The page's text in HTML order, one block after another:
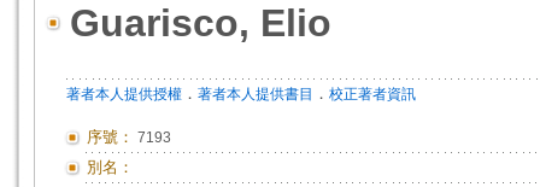
Guarisco, Elio
著者本人提供授權 ． 著者本人提供書目 ． 校正著者資訊
序號： 7193
別名：